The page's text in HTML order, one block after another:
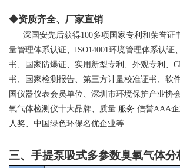
◆资质齐全、厂家直销
深国安先后获得100多项国家专利和荣誉证
量管理体系认证、ISO14001环境管理体系认证
书、国家防爆证、实用新型专利、外观专利、
书、国家检测报告、第三方计量校准证书、软
国仪器仪表会员单位、深圳市环境保护产业协
氧气体检测仪十大品牌、质量.服务.信誉AAA
人奖、中国绿色环保名优企业等
三、手提泵吸式多参数臭氧气体分